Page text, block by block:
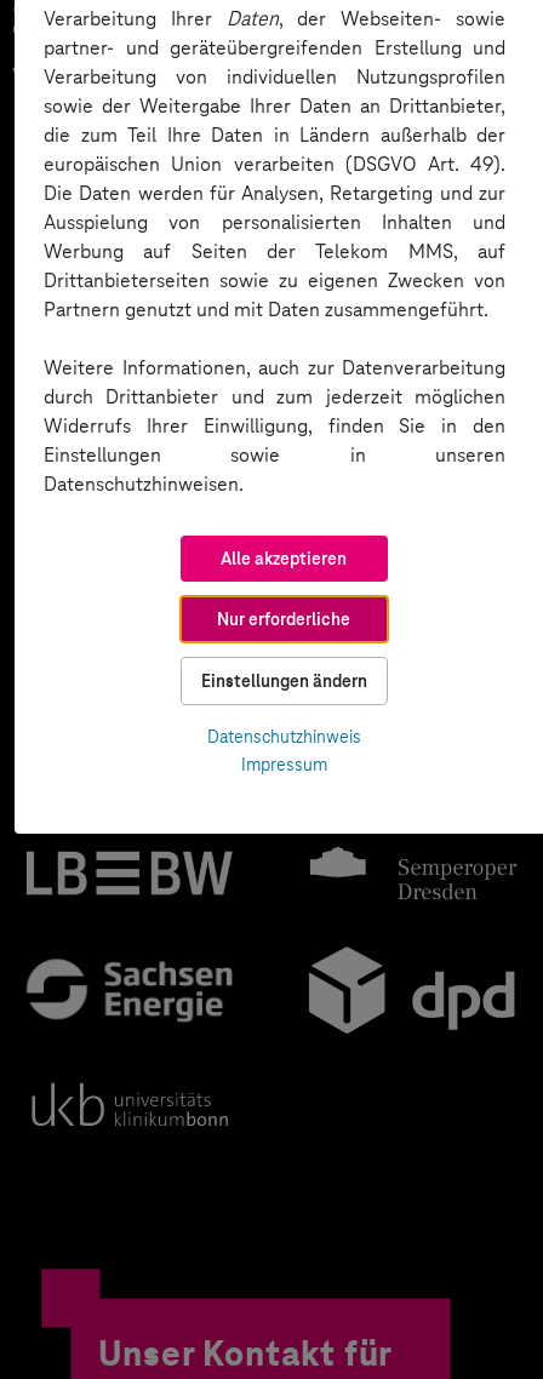
Verarbeitung Ihrer Daten, der Webseiten- sowie
partner- und geräteübergreifenden Erstellung und
Verarbeitung von individuellen Nutzungsprofilen
sowie der Weitergabe Ihrer Daten an Drittanbieter,
die zum Teil Ihre Daten in Ländern außerhalb der
europäischen Union verarbeiten (DSGVO Art. 49).
Die Daten werden für Analysen, Retargeting und zur
Ausspielung von personalisierten Inhalten und
Werbung auf Seiten der Telekom MMS, auf
Drittanbieterseiten sowie zu eigenen Zwecken von
Partnern genutzt und mit Daten zusammengeführt.
Weitere Informationen, auch zur Datenverarbeitung
durch Drittanbieter und zum jederzeit möglichen
Widerrufs Ihrer Einwilligung, finden Sie in den
Einstellungen sowie in unseren
Datenschutzhinweisen.
Alle akzeptieren
Nur erforderliche
Einstellungen ändern
Datenschutzhinweis
Impressum
Zahlreiche Unternehmen
vertrauen auf unsere
Expertise. Hier eine Auswahl:
Unser Kontakt für